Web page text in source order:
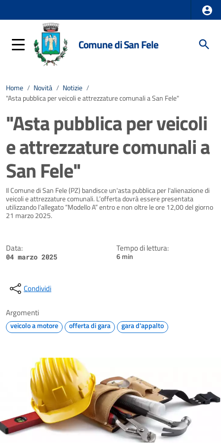
Comune di San Fele
Home / Novità / Notizie /
"Asta pubblica per veicoli e attrezzature comunali a San Fele"
"Asta pubblica per veicoli
e attrezzature comunali a
San Fele"
Dettagli della notizia
Il Comune di San Fele (PZ) bandisce un'asta pubblica per l'alienazione di
veicoli e attrezzature comunali. L’offerta dovrà essere presentata
utilizzando l’allegato “Modello A” entro e non oltre le ore 12,00 del giorno
21 marzo 2025.
Data:
04 marzo 2025
Tempo di lettura:
6 min
Condividi
Argomenti
veicolo a motore offerta di gara gara d'appalto